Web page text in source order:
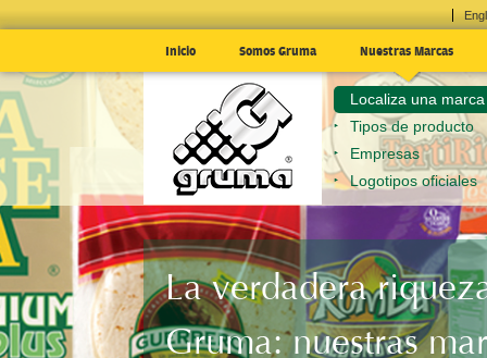
Inicio Somos Gruma Nuestras Marcas
Localiza una marca
Tipos de producto
Empresas
Logotipos oficiales
La verdadera
Gruma: nuestras